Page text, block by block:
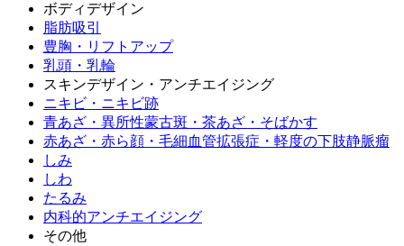
ボディデザイン
脂肪吸引
豊胸・リフトアップ
乳頭・乳輪
スキンデザイン・アンチエイジング
ニキビ・ニキビ跡
青あざ・異所性蒙古斑・茶あざ・そばかす
赤あざ・赤ら顔・毛細血管拡張症・軽度の下肢静脈瘤
しみ
しわ
たるみ
内科的アンチエイジング
その他